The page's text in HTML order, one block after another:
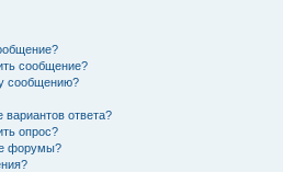
сообщение?
сообщению?
ответа?
опрос?
форумы?